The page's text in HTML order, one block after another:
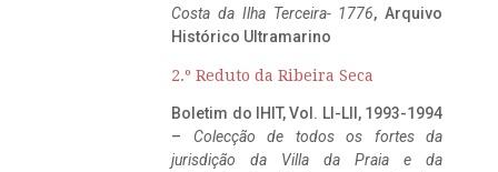
Costa da Ilha Terceira- 1776, Arquivo
Histórico Ultramarino
2.º Reduto da Ribeira Seca
Boletim do IHIT, Vol. LI-LII, 1993-1994
– Colecção de todos os fortes da
jurisdição da Villa da Praia e da